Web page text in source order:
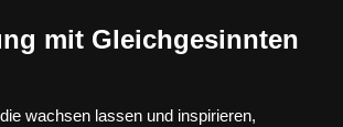
mit Gleichgesinnten
wachsen lassen und inspirieren,